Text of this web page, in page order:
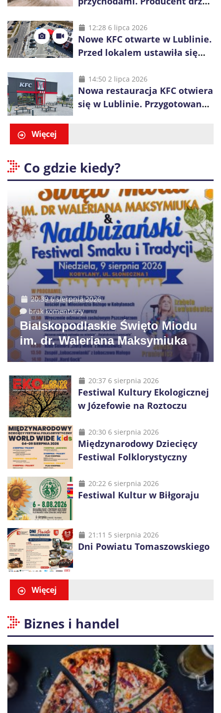
inwestycje
12:28 6 lipca 2026
Nowe KFC otwarte w Lublinie.
Przed lokalem ustawiła się
14:50 2 lipca 2026
Nowa restauracja KFC otwiera
się w Lublinie. Przygotowano
Więcej
Co gdzie kiedy?
20:39 6 sierpnia 2026
brak komentarzy
Bialskopodlaskie Święto Miodu
im. dr. Waleriana Maksymiuka
20:37 6 sierpnia 2026
Festiwal Kultury Ekologicznej
w Józefowie na Roztoczu
20:30 6 sierpnia 2026
Międzynarodowy Dziecięcy
Festiwal Folklorystyczny
20:22 6 sierpnia 2026
Festiwal Kultur w Biłgoraju
21:11 5 sierpnia 2026
Dni Powiatu Tomaszowskiego
Więcej
Biznes i handel